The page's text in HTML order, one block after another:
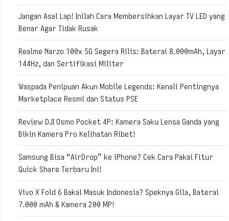
Jangan Asal Lap! Inilah Cara Membersihkan Layar TV LED yang
Benar Agar Tidak Rusak
Realme Narzo 100x 5G Segera Rilis: Baterai 8.000mAh, Layar
144Hz, dan Sertifikasi Militer
Waspada Penipuan Akun Mobile Legends: Kenali Pentingnya
Marketplace Resmi dan Status PSE
Review DJI Osmo Pocket 4P: Kamera Saku Lensa Ganda yang
Bikin Kamera Pro Kelihatan Ribet!
Samsung Bisa “AirDrop” ke iPhone? Cek Cara Pakai Fitur
Quick Share Terbaru Ini!
Vivo X Fold 6 Bakal Masuk Indonesia? Speknya Gila, Baterai
7.000 mAh & Kamera 200 MP!